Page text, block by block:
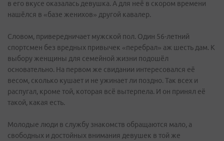
в его вкусе оказалась девушка. А для неё в скором времени
нашёлся в «базе женихов» другой кавалер.
Словом, привередничает мужской пол. Один 56-летний
спортсмен без вредных привычек «перебрал» аж шесть дам. К
выбору женщины для семейной жизни подошёл
основательно. На первом же свидании интересовался её
весом, сколько кушает и не ужинает ли поздно. Так всех и
распугал, кроме той, которая всё вытерпела. И он принял её
такой, какая есть.
Молодые люди в службу знакомств обращаются мало, а
свободных и достойных внимания девушек в той же